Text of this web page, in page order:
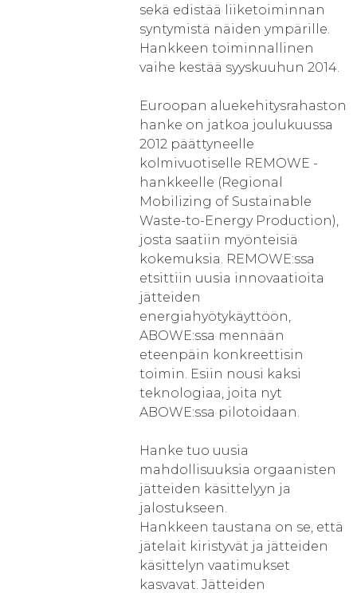
sekä edistää liiketoiminnan
syntymistä näiden ympärille.
Hankkeen toiminnallinen
vaihe kestää syyskuuhun 2014.
Euroopan aluekehitysrahaston
hanke on jatkoa joulukuussa
2012 päättyneelle
kolmivuotiselle REMOWE -
hankkeelle (Regional
Mobilizing of Sustainable
Waste-to-Energy Production),
josta saatiin myönteisiä
kokemuksia. REMOWE:ssa
etsittiin uusia innovaatioita
jätteiden
energiahyötykäyttöön,
ABOWE:ssa mennään
eteenpäin konkreettisin
toimin. Esiin nousi kaksi
teknologiaa, joita nyt
ABOWE:ssa pilotoidaan.
Hanke tuo uusia
mahdollisuuksia orgaanisten
jätteiden käsittelyyn ja
jalostukseen.
Hankkeen taustana on se, että
jätelait kiristyvät ja jätteiden
käsittelyn vaatimukset
kasvavat. Jätteiden